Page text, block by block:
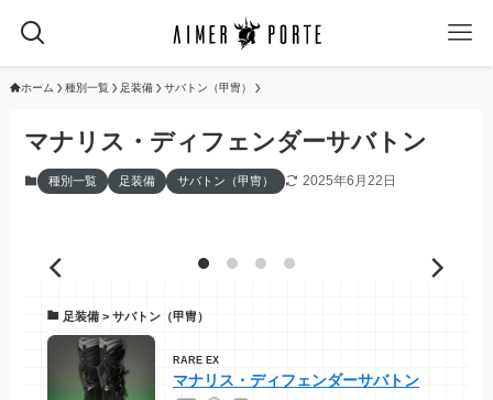
ホーム 種別一覧 足装備 サバトン（甲冑）
マナリス・ディフェンダーサバトン
種別一覧 足装備 サバトン（甲冑） 2025年6月22日
足装備 > サバトン（甲冑）
RARE EX
マナリス・ディフェンダーサバトン